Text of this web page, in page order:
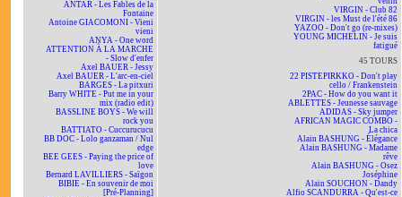
ANTAR - Les Fables de la
Fontaine
Antoine GIACOMONI - Vieni
vieni
ANYA - One word
ATTENTION À LA MARCHE
- Slow d'enfer
Axel BAUER - Jessy
Axel BAUER - L'arc-en-ciel
BARGES - La pitxuri
Barry WHITE - Put me in your
mix (radio edit)
BASSLINE BOYS - We will
rock you
BATTIATO - Cuccurucucu
BB DOC - Lolo ganzaman / Nul
edge
BEE GEES - Paying the price of
love
Bernard LAVILLIERS - Saïgon
BIBIE - En souvenir de moi
[Pré-Planning]
VIRGIN - Club 82
VIRGIN - les Must de l'été 86
YAZOO - Don't go (re-mixes)
YOUNG MICHELIN - Je suis
fatigué
45 TOURS
22 PISTEPIRKKO - Don't play
cello / Frankenstein
2PAC - How do you want it
ABLETTES - Jeunesse sauvage
ADIDAS - Sky jumper
AFRICAN MAGIC COMBO -
La chica
Alain BASHUNG - Élégance
Alain BASHUNG - Madame
rêve
Alain BASHUNG - Osez
Joséphine
Alain SOUCHON - Dandy
Alfio SCANDURRA - Qu'est-ce